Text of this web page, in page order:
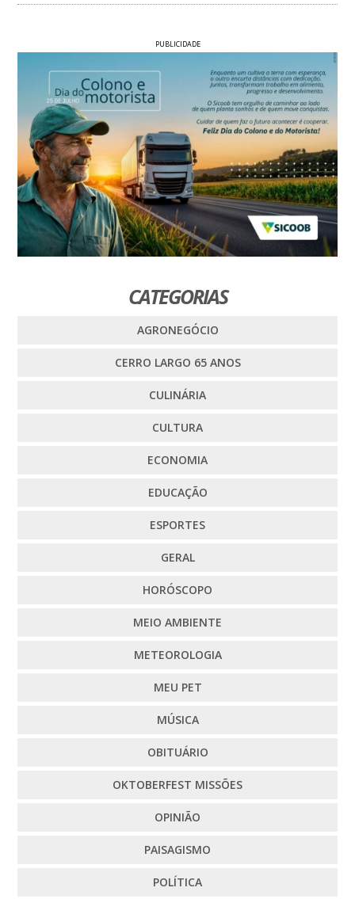
PUBLICIDADE
CATEGORIAS
AGRONEGÓCIO
CERRO LARGO 65 ANOS
CULINÁRIA
CULTURA
ECONOMIA
EDUCAÇÃO
ESPORTES
GERAL
HORÓSCOPO
MEIO AMBIENTE
METEOROLOGIA
MEU PET
MÚSICA
OBITUÁRIO
OKTOBERFEST MISSÕES
OPINIÃO
PAISAGISMO
POLÍTICA